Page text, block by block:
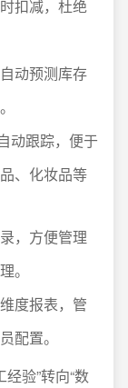
扣减，杜绝
动预测库存
动跟踪，便于
、化妆品等
，方便管理
。
度报表，管
配置。
验”转向“数